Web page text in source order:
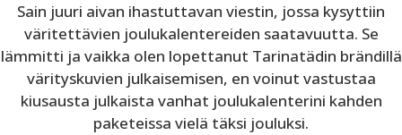
Sain juuri aivan ihastuttavan viestin, jossa kysyttiin
väritettävien joulukalentereiden saatavuutta. Se
lämmitti ja vaikka olen lopettanut Tarinatädin brändillä
värityskuvien julkaisemisen, en voinut vastustaa
kiusausta julkaista vanhat joulukalenterini kahden
paketeissa vielä täksi jouluksi.